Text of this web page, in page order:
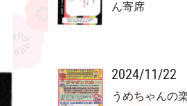
ん寄席
2024/11/22
うめちゃんの